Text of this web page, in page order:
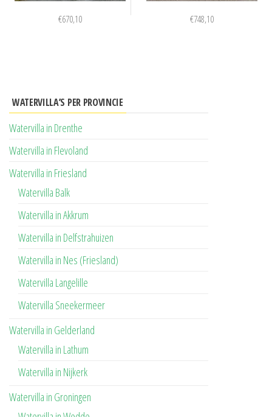
€670,10 €748,10
WATERVILLA’S PER PROVINCIE
Watervilla in Drenthe
Watervilla in Flevoland
Watervilla in Friesland
Watervilla Balk
Watervilla in Akkrum
Watervilla in Delfstrahuizen
Watervilla in Nes (Friesland)
Watervilla Langelille
Watervilla Sneekermeer
Watervilla in Gelderland
Watervilla in Lathum
Watervilla in Nijkerk
Watervilla in Groningen